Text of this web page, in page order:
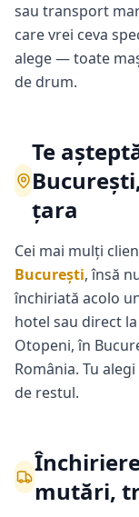
sau transport
care vrei ceva
alege — toate
de drum.
Te
țara
Cei mai mulți
București, însă
închiriată acolo
hotel sau direct
Otopeni, în
România. Tu
de restul.
mutări,